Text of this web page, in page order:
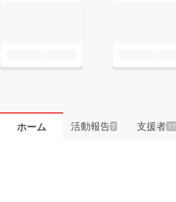
ホーム 活動報告7 支援者 17